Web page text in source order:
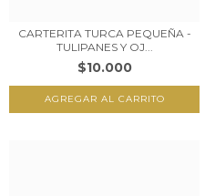
CARTERITA TURCA PEQUEÑA -
TULIPANES Y OJ...
$10.000